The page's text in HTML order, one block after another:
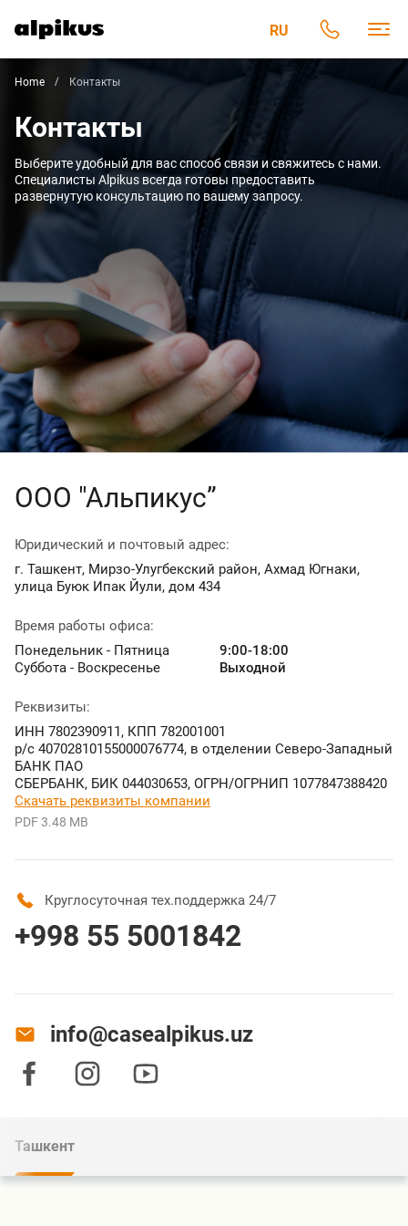
RU
Home Контакты
Контакты
Выберите удобный для вас способ связи и свяжитесь с нами.
Специалисты Alpikus всегда готовы предоставить
развернутую консультацию по вашему запросу.
ООО "Альпикус”
Юридический и почтовый адрес:
г. Ташкент, Мирзо-Улугбекский район, Ахмад Югнаки,
улица Буюк Ипак Йули, дом 434
Время работы офиса:
Понедельник - Пятница
9:00-18:00
Суббота - Воскресенье
Выходной
Реквизиты:
ИНН 7802390911, КПП 782001001
р/с 40702810155000076774, в отделении Северо-Западный
БАНК ПАО
СБЕРБАНК, БИК 044030653, ОГРН/ОГРНИП 1077847388420
Скачать реквизиты компании
PDF 3.48 MB
Круглосуточная тех.поддержка 24/7
+998 55 5001842
info@casealpikus.uz
Ташкент